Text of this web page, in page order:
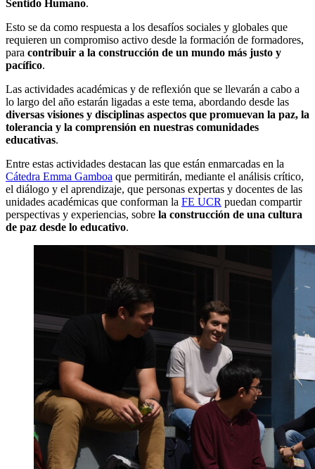
Sentido Humano.
Esto se da como respuesta a los desafíos sociales y globales que
requieren un compromiso activo desde la formación de formadores,
para contribuir a la construcción de un mundo más justo y
pacífico.
Las actividades académicas y de reflexión que se llevarán a cabo a
lo largo del año estarán ligadas a este tema, abordando desde las
diversas visiones y disciplinas aspectos que promuevan la paz, la
tolerancia y la comprensión en nuestras comunidades
educativas.
Entre estas actividades destacan las que están enmarcadas en la
Cátedra Emma Gamboa que permitirán, mediante el análisis crítico,
el diálogo y el aprendizaje, que personas expertas y docentes de las
unidades académicas que conforman la FE UCR puedan compartir
perspectivas y experiencias, sobre la construcción de una cultura
de paz desde lo educativo.